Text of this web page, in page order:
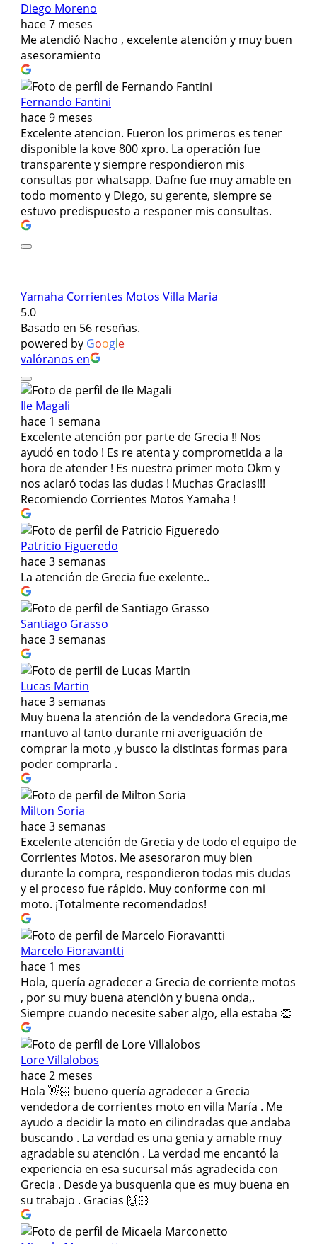
Diego Moreno
hace 7 meses
Me atendió Nacho , excelente atención y muy buen
asesoramiento
Fernando Fantini
hace 9 meses
Excelente atencion. Fueron los primeros es tener
disponible la kove 800 xpro. La operación fue
transparente y siempre respondieron mis
consultas por whatsapp. Dafne fue muy amable en
todo momento y Diego, su gerente, siempre se
estuvo predispuesto a responer mis consultas.
Yamaha Corrientes Motos Villa Maria
5.0
Basado en 56 reseñas.
powered by Google
valóranos en
Ile Magali
hace 1 semana
Excelente atención por parte de Grecia !! Nos
ayudó en todo ! Es re atenta y comprometida a la
hora de atender ! Es nuestra primer moto Okm y
nos aclaró todas las dudas ! Muchas Gracias!!!
Recomiendo Corrientes Motos Yamaha !
Patricio Figueredo
hace 3 semanas
La atención de Grecia fue exelente..
Santiago Grasso
hace 3 semanas
Lucas Martin
hace 3 semanas
Muy buena la atención de la vendedora Grecia,me
mantuvo al tanto durante mi averiguación de
comprar la moto ,y busco la distintas formas para
poder comprarla .
Milton Soria
hace 3 semanas
Excelente atención de Grecia y de todo el equipo de
Corrientes Motos. Me asesoraron muy bien
durante la compra, respondieron todas mis dudas
y el proceso fue rápido. Muy conforme con mi
moto. ¡Totalmente recomendados!
Marcelo Fioravantti
hace 1 mes
Hola, quería agradecer a Grecia de corriente motos
, por su muy buena atención y buena onda,.
Siempre cuando necesite saber algo, ella estaba 👏
Lore Villalobos
hace 2 meses
Hola 👋🏻 bueno quería agradecer a Grecia
vendedora de corrientes moto en villa María . Me
ayudo a decidir la moto en cilindradas que andaba
buscando . La verdad es una genia y amable muy
agradable su atención . La verdad me encantó la
experiencia en esa sucursal más agradecida con
Grecia . Desde ya busquenla que es muy buena en
su trabajo . Gracias 🙌🏻